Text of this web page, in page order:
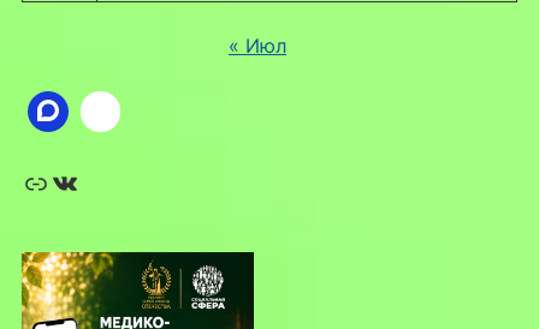
« Июл
Ссылка